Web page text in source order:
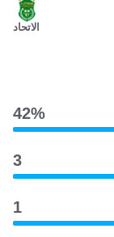
الاتحاد
42‎%‎
3
1